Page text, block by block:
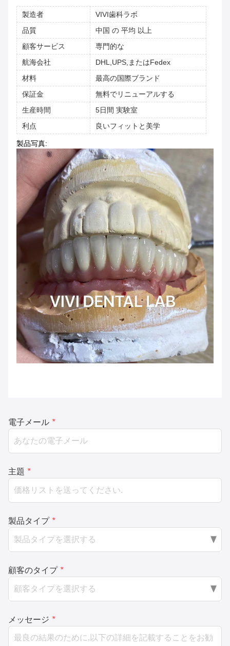
製造者
VIVI歯科ラボ
品質
中国 の 平均 以上
顧客サービス
専門的な
航海会社
DHL,UPS,またはFedex
材料
最高の国際ブランド
保証金
無料でリニューアルする
生産時間
5日間 実験室
利点
良いフィットと美学
製品写真:
電子メール *
主題 *
製品タイプ *
顧客のタイプ *
メッセージ *